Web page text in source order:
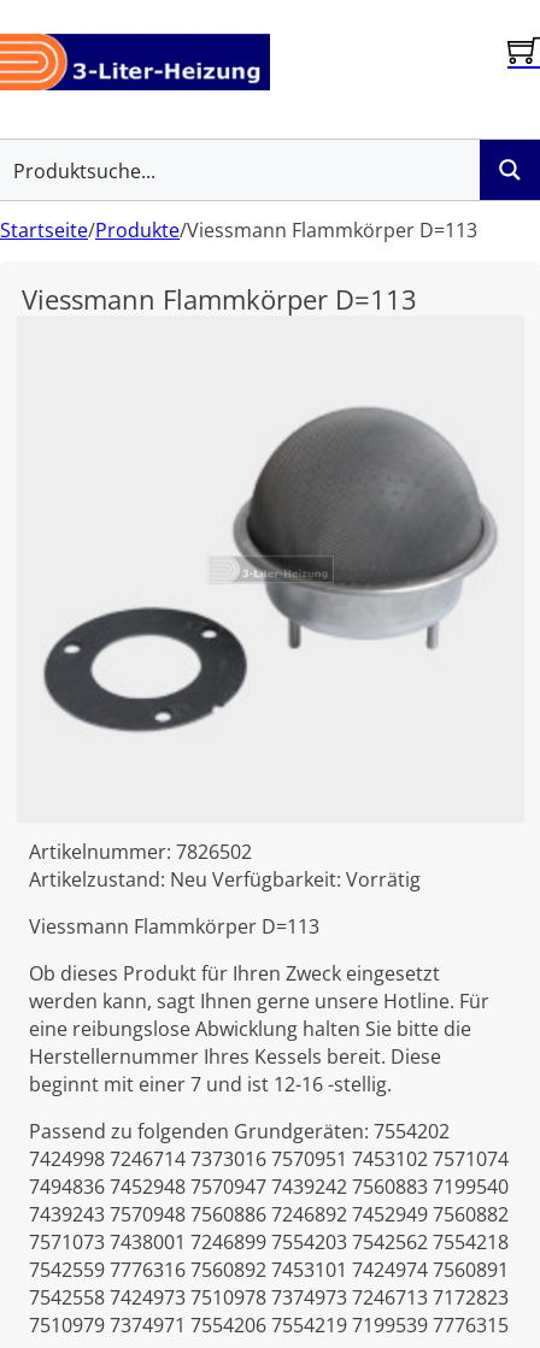
Startseite/Produkte/Viessmann Flammkörper D=113
Viessmann Flammkörper D=113
Artikelnummer: 7826502
Artikelzustand: Neu Verfügbarkeit: Vorrätig
Viessmann Flammkörper D=113
Ob dieses Produkt für Ihren Zweck eingesetzt
werden kann, sagt Ihnen gerne unsere Hotline. Für
eine reibungslose Abwicklung halten Sie bitte die
Herstellernummer Ihres Kessels bereit. Diese
beginnt mit einer 7 und ist 12-16 -stellig.
Passend zu folgenden Grundgeräten: 7554202
7424998 7246714 7373016 7570951 7453102 7571074
7494836 7452948 7570947 7439242 7560883 7199540
7439243 7570948 7560886 7246892 7452949 7560882
7571073 7438001 7246899 7554203 7542562 7554218
7542559 7776316 7560892 7453101 7424974 7560891
7542558 7424973 7510978 7374973 7246713 7172823
7510979 7374971 7554206 7554219 7199539 7776315